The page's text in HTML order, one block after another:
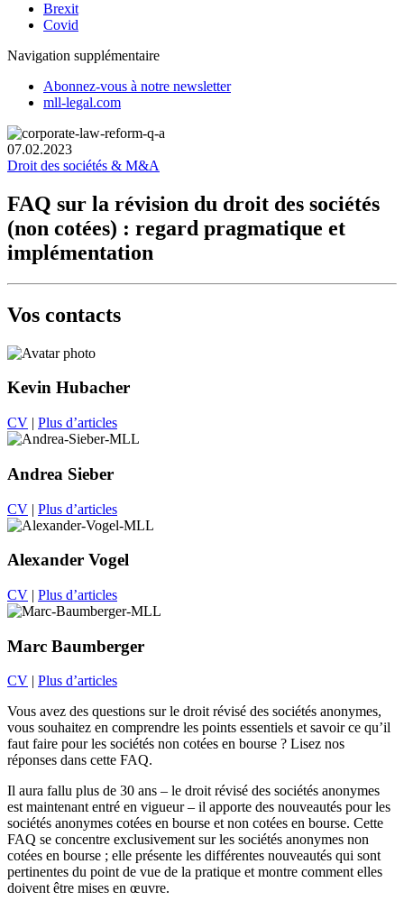
Brexit
Covid
Navigation supplémentaire
Abonnez-vous à notre newsletter
mll-legal.com
07.02.2023
Droit des sociétés & M&A
FAQ sur la révision du droit des sociétés
(non cotées) : regard pragmatique et
implémentation
Vos contacts
Kevin Hubacher
CV | Plus d’articles
Andrea Sieber
CV | Plus d’articles
Alexander Vogel
CV | Plus d’articles
Marc Baumberger
CV | Plus d’articles
Vous avez des questions sur le droit révisé des sociétés anonymes,
vous souhaitez en comprendre les points essentiels et savoir ce qu’il
faut faire pour les sociétés non cotées en bourse ? Lisez nos
réponses dans cette FAQ.
Il aura fallu plus de 30 ans – le droit révisé des sociétés anonymes
est maintenant entré en vigueur – il apporte des nouveautés pour les
sociétés anonymes cotées en bourse et non cotées en bourse. Cette
FAQ se concentre exclusivement sur les sociétés anonymes non
cotées en bourse ; elle présente les différentes nouveautés qui sont
pertinentes du point de vue de la pratique et montre comment elles
doivent être mises en œuvre.